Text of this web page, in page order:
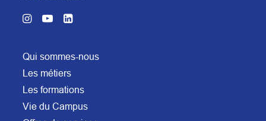
Qui sommes-nous
Les métiers
Les formations
Vie du Campus